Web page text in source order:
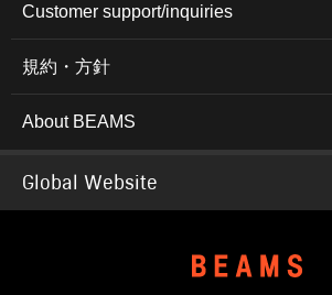
Customer support/inquiries
規約・方針
About BEAMS
Global Website